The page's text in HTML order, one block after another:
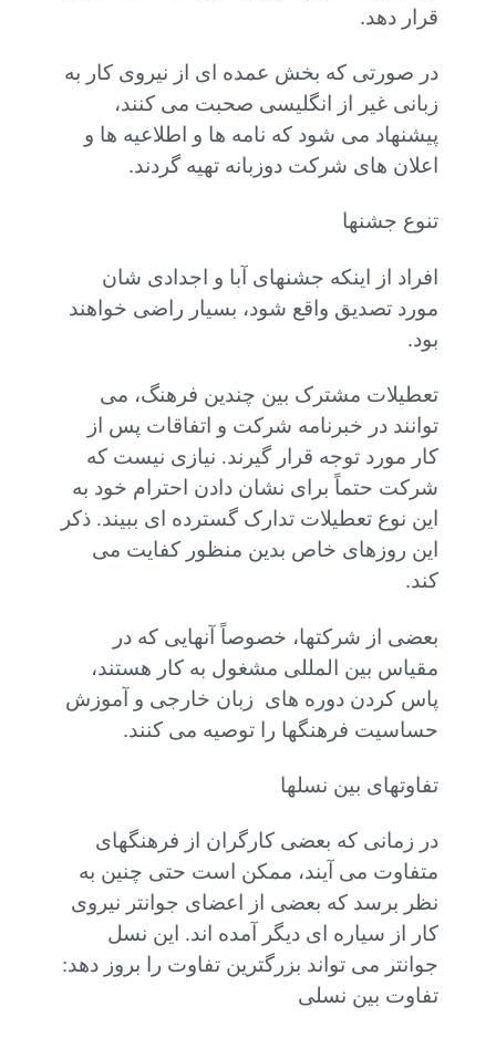
قرار دهد.
در صورتی که بخش عمده ای از نیروی کار به
زبانی غیر از انگلیسی صحبت می کنند،
پیشنهاد می شود که نامه ها و اطلاعیه ها و
اعلان های شرکت دوزبانه تهیه گردند.
تنوع جشنها
افراد از اینکه جشنهای آبا و اجدادی شان
مورد تصدیق واقع شود، بسیار راضی خواهند
بود.
تعطیلات مشترک بین چندین فرهنگ، می
توانند در خبرنامه شرکت و اتفاقات پس از
کار مورد توجه قرار گیرند. نیازی نیست که
شرکت حتماً برای نشان دادن احترام خود به
این نوع تعطیلات تدارک گسترده ای ببیند. ذکر
این روزهای خاص بدین منظور کفایت می
کند.
بعضی از شرکتها، خصوصاً آنهایی که در
مقیاس بین المللی مشغول به کار هستند،
پاس کردن دوره های زبان خارجی و آموزش
حساسیت فرهنگها را توصیه می کنند.
تفاوتهای بین نسلها
در زمانی که بعضی کارگران از فرهنگهای
متفاوت می آیند، ممکن است حتی چنین به
نظر برسد که بعضی از اعضای جوانتر نیروی
کار از سیاره ای دیگر آمده اند. این نسل
جوانتر می تواند بزرگترین تفاوت را بروز دهد:
تفاوت بین نسلی